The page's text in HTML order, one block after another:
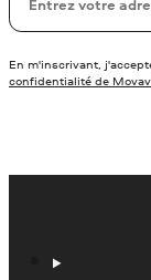
En m'inscrivant,
confidentialité de